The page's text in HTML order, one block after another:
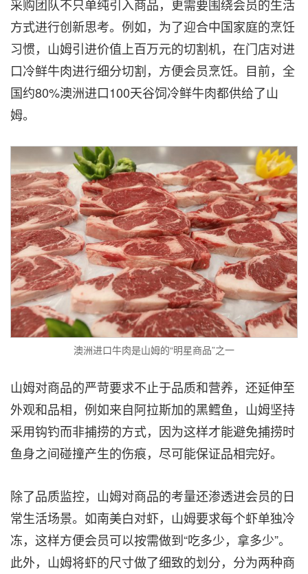
采购团队不只单纯引入商品，更需要围绕会员的生活
方式进行创新思考。例如，为了迎合中国家庭的烹饪
习惯，山姆引进价值上百万元的切割机，在门店对进
口冷鲜牛肉进行细分切割，方便会员烹饪。目前，全
国约80%澳洲进口100天谷饲冷鲜牛肉都供给了山
姆。
澳洲进口牛肉是山姆的“明星商品”之一
山姆对商品的严苛要求不止于品质和营养，还延伸至
外观和品相，例如来自阿拉斯加的黑鳕鱼，山姆坚持
采用钩钓而非捕捞的方式，因为这样才能避免捕捞时
鱼身之间碰撞产生的伤痕，尽可能保证品相完好。
除了品质监控，山姆对商品的考量还渗透进会员的日
常生活场景。如南美白对虾，山姆要求每个虾单独冷
冻，这样方便会员可以按需做到“吃多少，拿多少”。
此外，山姆将虾的尺寸做了细致的划分，分为两种商